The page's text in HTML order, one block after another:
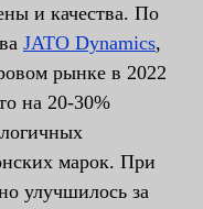
и качества. По
JATO Dynamics,
рынке в 2022
на 20-30%
марок. При
улучшилось за